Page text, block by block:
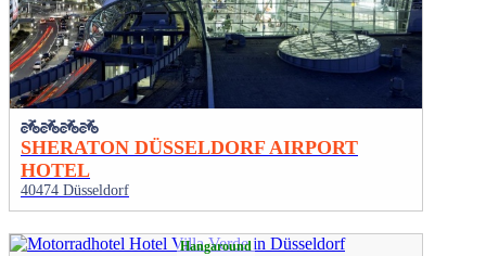
SHERATON DÜSSELDORF AIRPORT
HOTEL
40474 Düsseldorf
Hangaround